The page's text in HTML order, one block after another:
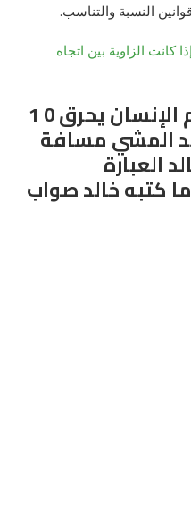
النسبة والتناسب.
كانت الزاوية بين اتجاه
حل سؤال إذا كان جسم الإنسان يحرق 0 1
المشي مسافة
العبارة
كتبه خالد صواب